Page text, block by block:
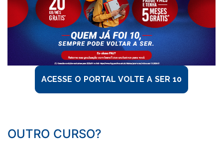
VOLTE A SER 10
PSICOLOGIA
UNIDADE
PROMOÇÕES
ACESSE O PORTAL VOLTE A SER 10
OUTRO CURSO?